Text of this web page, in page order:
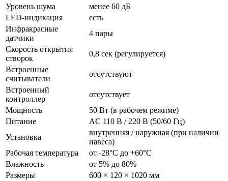
Уровень шума
менее 60 дБ
LED-индикация
есть
Инфракрасные
датчики
4 пары
Скорость открытия
створок
0,8 сек (регулируется)
Встроенные
считыватели
отсутствуют
Встроенный
контроллер
отсутствует
Мощность
50 Вт (в рабочем режиме)
Питание
AC 110 В / 220 В (50/60 Гц)
Установка
внутренняя / наружная (при наличии
навеса)
Рабочая температура
от -28°C до +60°C
Влажность
от 5% до 80%
Размеры
600 × 120 × 1020 мм